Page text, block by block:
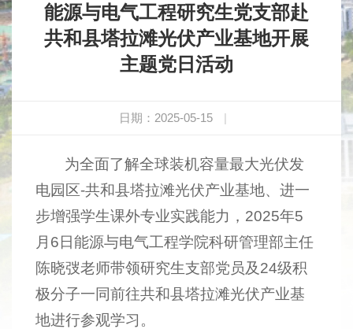
能源与电气工程研究生党支部赴
共和县塔拉滩光伏产业基地开展
主题党日活动
日期：2025-05-15 |
为全面了解全球装机容量最大光伏发
电园区-共和县塔拉滩光伏产业基地、进一
步增强学生课外专业实践能力，2025年5
月6日能源与电气工程学院科研管理部主任
陈晓弢老师带领研究生支部党员及24级积
极分子一同前往共和县塔拉滩光伏产业基
地进行参观学习。